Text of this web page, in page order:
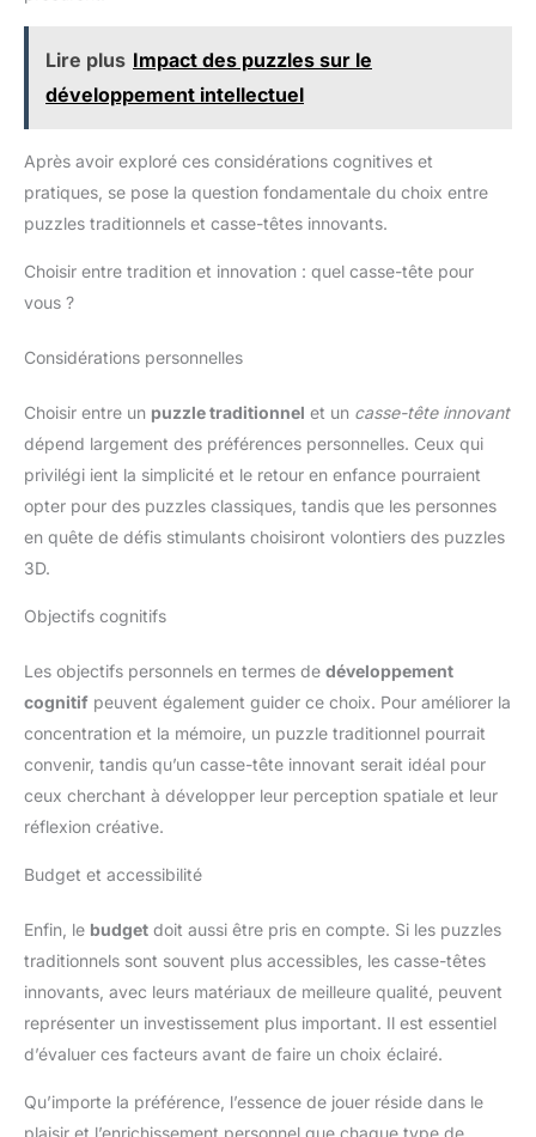
Lire plus Impact des puzzles sur le
développement intellectuel
Après avoir exploré ces considérations cognitives et
pratiques, se pose la question fondamentale du choix entre
puzzles traditionnels et casse-têtes innovants.
Choisir entre tradition et innovation : quel casse-tête pour
vous ?
Considérations personnelles
Choisir entre un puzzle traditionnel et un casse-tête innovant
dépend largement des préférences personnelles. Ceux qui
privilégi ient la simplicité et le retour en enfance pourraient
opter pour des puzzles classiques, tandis que les personnes
en quête de défis stimulants choisiront volontiers des puzzles
3D.
Objectifs cognitifs
Les objectifs personnels en termes de développement
cognitif peuvent également guider ce choix. Pour améliorer la
concentration et la mémoire, un puzzle traditionnel pourrait
convenir, tandis qu’un casse-tête innovant serait idéal pour
ceux cherchant à développer leur perception spatiale et leur
réflexion créative.
Budget et accessibilité
Enfin, le budget doit aussi être pris en compte. Si les puzzles
traditionnels sont souvent plus accessibles, les casse-têtes
innovants, avec leurs matériaux de meilleure qualité, peuvent
représenter un investissement plus important. Il est essentiel
d’évaluer ces facteurs avant de faire un choix éclairé.
Qu’importe la préférence, l’essence de jouer réside dans le
plaisir et l’enrichissement personnel que chaque type de